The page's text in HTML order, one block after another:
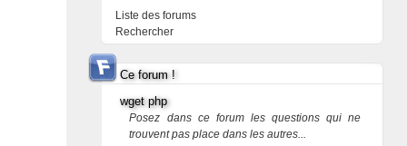
Liste des forums
Rechercher
Ce forum !
wget php
Posez dans ce forum les questions qui ne
trouvent pas place dans les autres...